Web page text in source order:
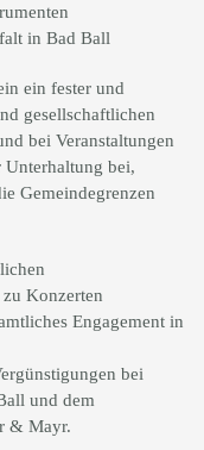
in Bad Ball
ein fester und
gesellschaftlichen
bei Veranstaltungen
bei,
Gemeindegrenzen
Konzerten
Engagement in
bei
und dem
& Mayr.